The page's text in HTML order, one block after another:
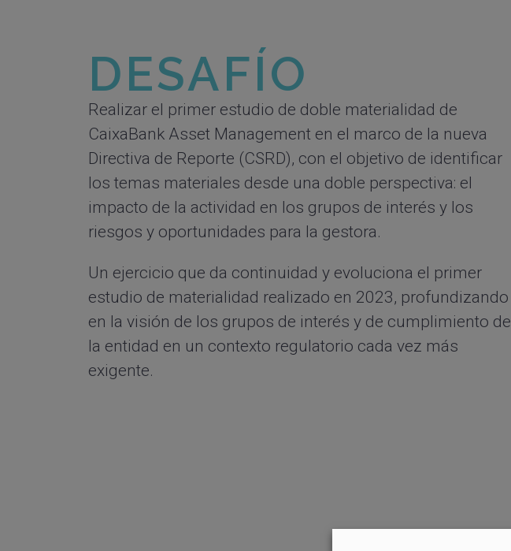
DESAFÍO
Realizar el primer estudio de doble materialidad de
CaixaBank Asset Management en el marco de la nueva
Directiva de Reporte (CSRD), con el objetivo de identificar
los temas materiales desde una doble perspectiva: el
impacto de la actividad en los grupos de interés y los
riesgos y oportunidades para la gestora.
Un ejercicio que da continuidad y evoluciona el primer
estudio de materialidad realizado en 2023, profundizando
en la visión de los grupos de interés y de cumplimiento de
la entidad en un contexto regulatorio cada vez más
exigente.